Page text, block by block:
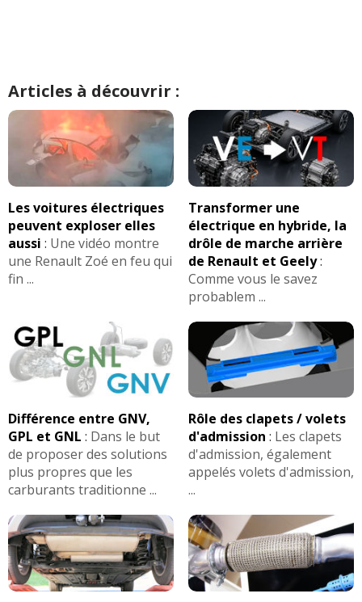
Articles à découvrir :
Les voitures électriques
peuvent exploser elles
aussi : Une vidéo montre
une Renault Zoé en feu qui
fin ...
Transformer une
électrique en hybride, la
drôle de marche arrière
de Renault et Geely:
Comme vous le savez
probablem ...
Différence entre GNV,
GPL et GNL : Dans le but
de proposer des solutions
plus propres que les
carburants traditionne ...
Rôle des clapets / volets
d'admission : Les clapets
d'admission, également
appelés volets d'admission,
...